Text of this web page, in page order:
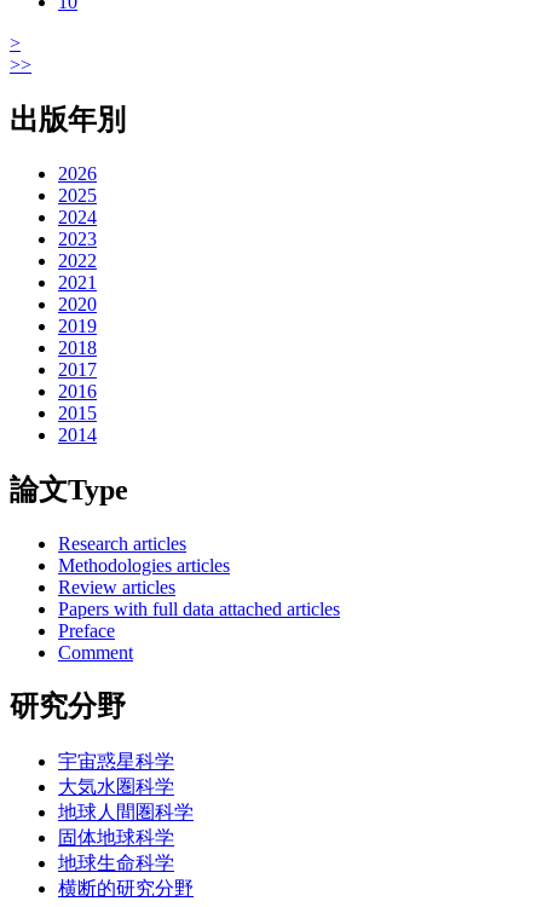
>
>>
出版年別
2026
2025
2024
2023
2022
2021
2020
2019
2018
2017
2016
2015
2014
論文Type
Research articles
Methodologies articles
Review articles
Papers with full data attached articles
Preface
Comment
研究分野
宇宙惑星科学
大気水圏科学
地球人間圏科学
固体地球科学
地球生命科学
横断的研究分野